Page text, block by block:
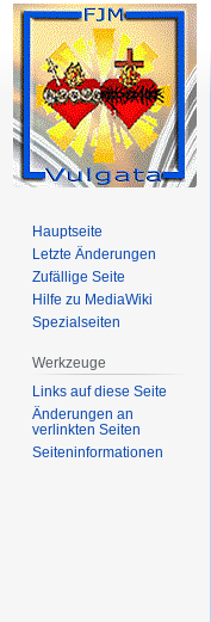
Hauptseite
Letzte Änderungen
Zufällige Seite
Hilfe zu MediaWiki
Spezialseiten
Werkzeuge
Links auf diese Seite
Änderungen an
verlinkten Seiten
Seiten­­informationen